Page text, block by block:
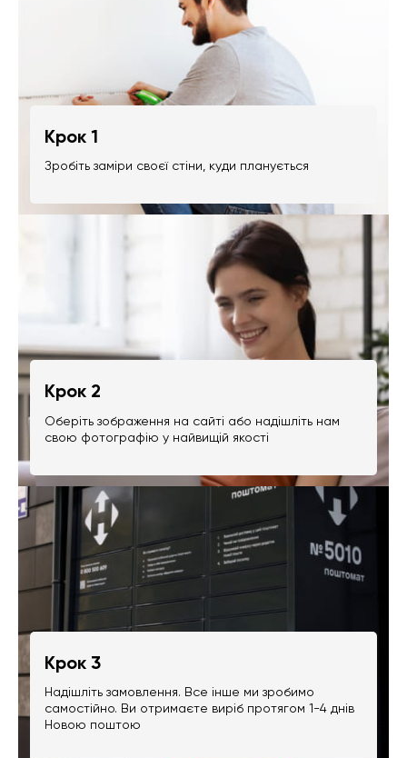
Крок 1
Зробіть заміри своєї стіни, куди планується
Крок 2
Оберіть зображення на сайті або надішліть нам
свою фотографію у найвищій якості
Крок 3
Надішліть замовлення. Все інше ми зробимо
самостійно. Ви отримаєте виріб протягом 1-4 днів
Новою поштою